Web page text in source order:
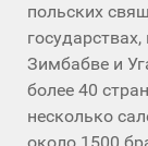
польских
Зимбабве и
более 40
несколько